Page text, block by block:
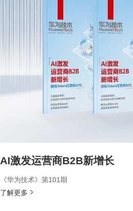
AI激发运营商B2B新增长
《华为技术》第101期
了解更多